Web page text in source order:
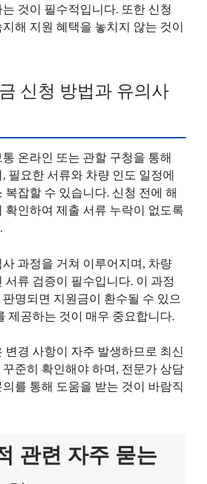
것이 필수적입니다. 또한 신청
해 지원 혜택을 놓치지 않는 것이
신청 방법과 유의사
온라인 또는 관할 구청을 통해
필요한 서류와 차량 인도 일정에
복잡할 수 있습니다. 신청 전에 해
확인하여 제출 서류 누락이 없도록
과정을 거쳐 이루어지며, 차량
서류 검증이 필수입니다. 이 과정
명되면 지원금이 환수될 수 있으
제공하는 것이 매우 중요합니다.
변경 사항이 자주 발생하므로 최신
준히 확인해야 하며, 전문가 상담
를 통해 도움을 받는 것이 바람직
관련 자주 묻는